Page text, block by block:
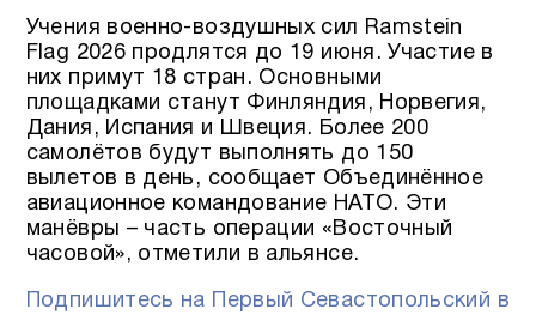
Учения военно-воздушных сил Ramstein
Flag 2026 продлятся до 19 июня. Участие в
них примут 18 стран. Основными
площадками станут Финляндия, Норвегия,
Дания, Испания и Швеция. Более 200
самолётов будут выполнять до 150
вылетов в день, сообщает Объединённое
авиационное командование НАТО. Эти
манёвры – часть операции «Восточный
часовой», отметили в альянсе.
Подпишитесь на Первый Севастопольский в